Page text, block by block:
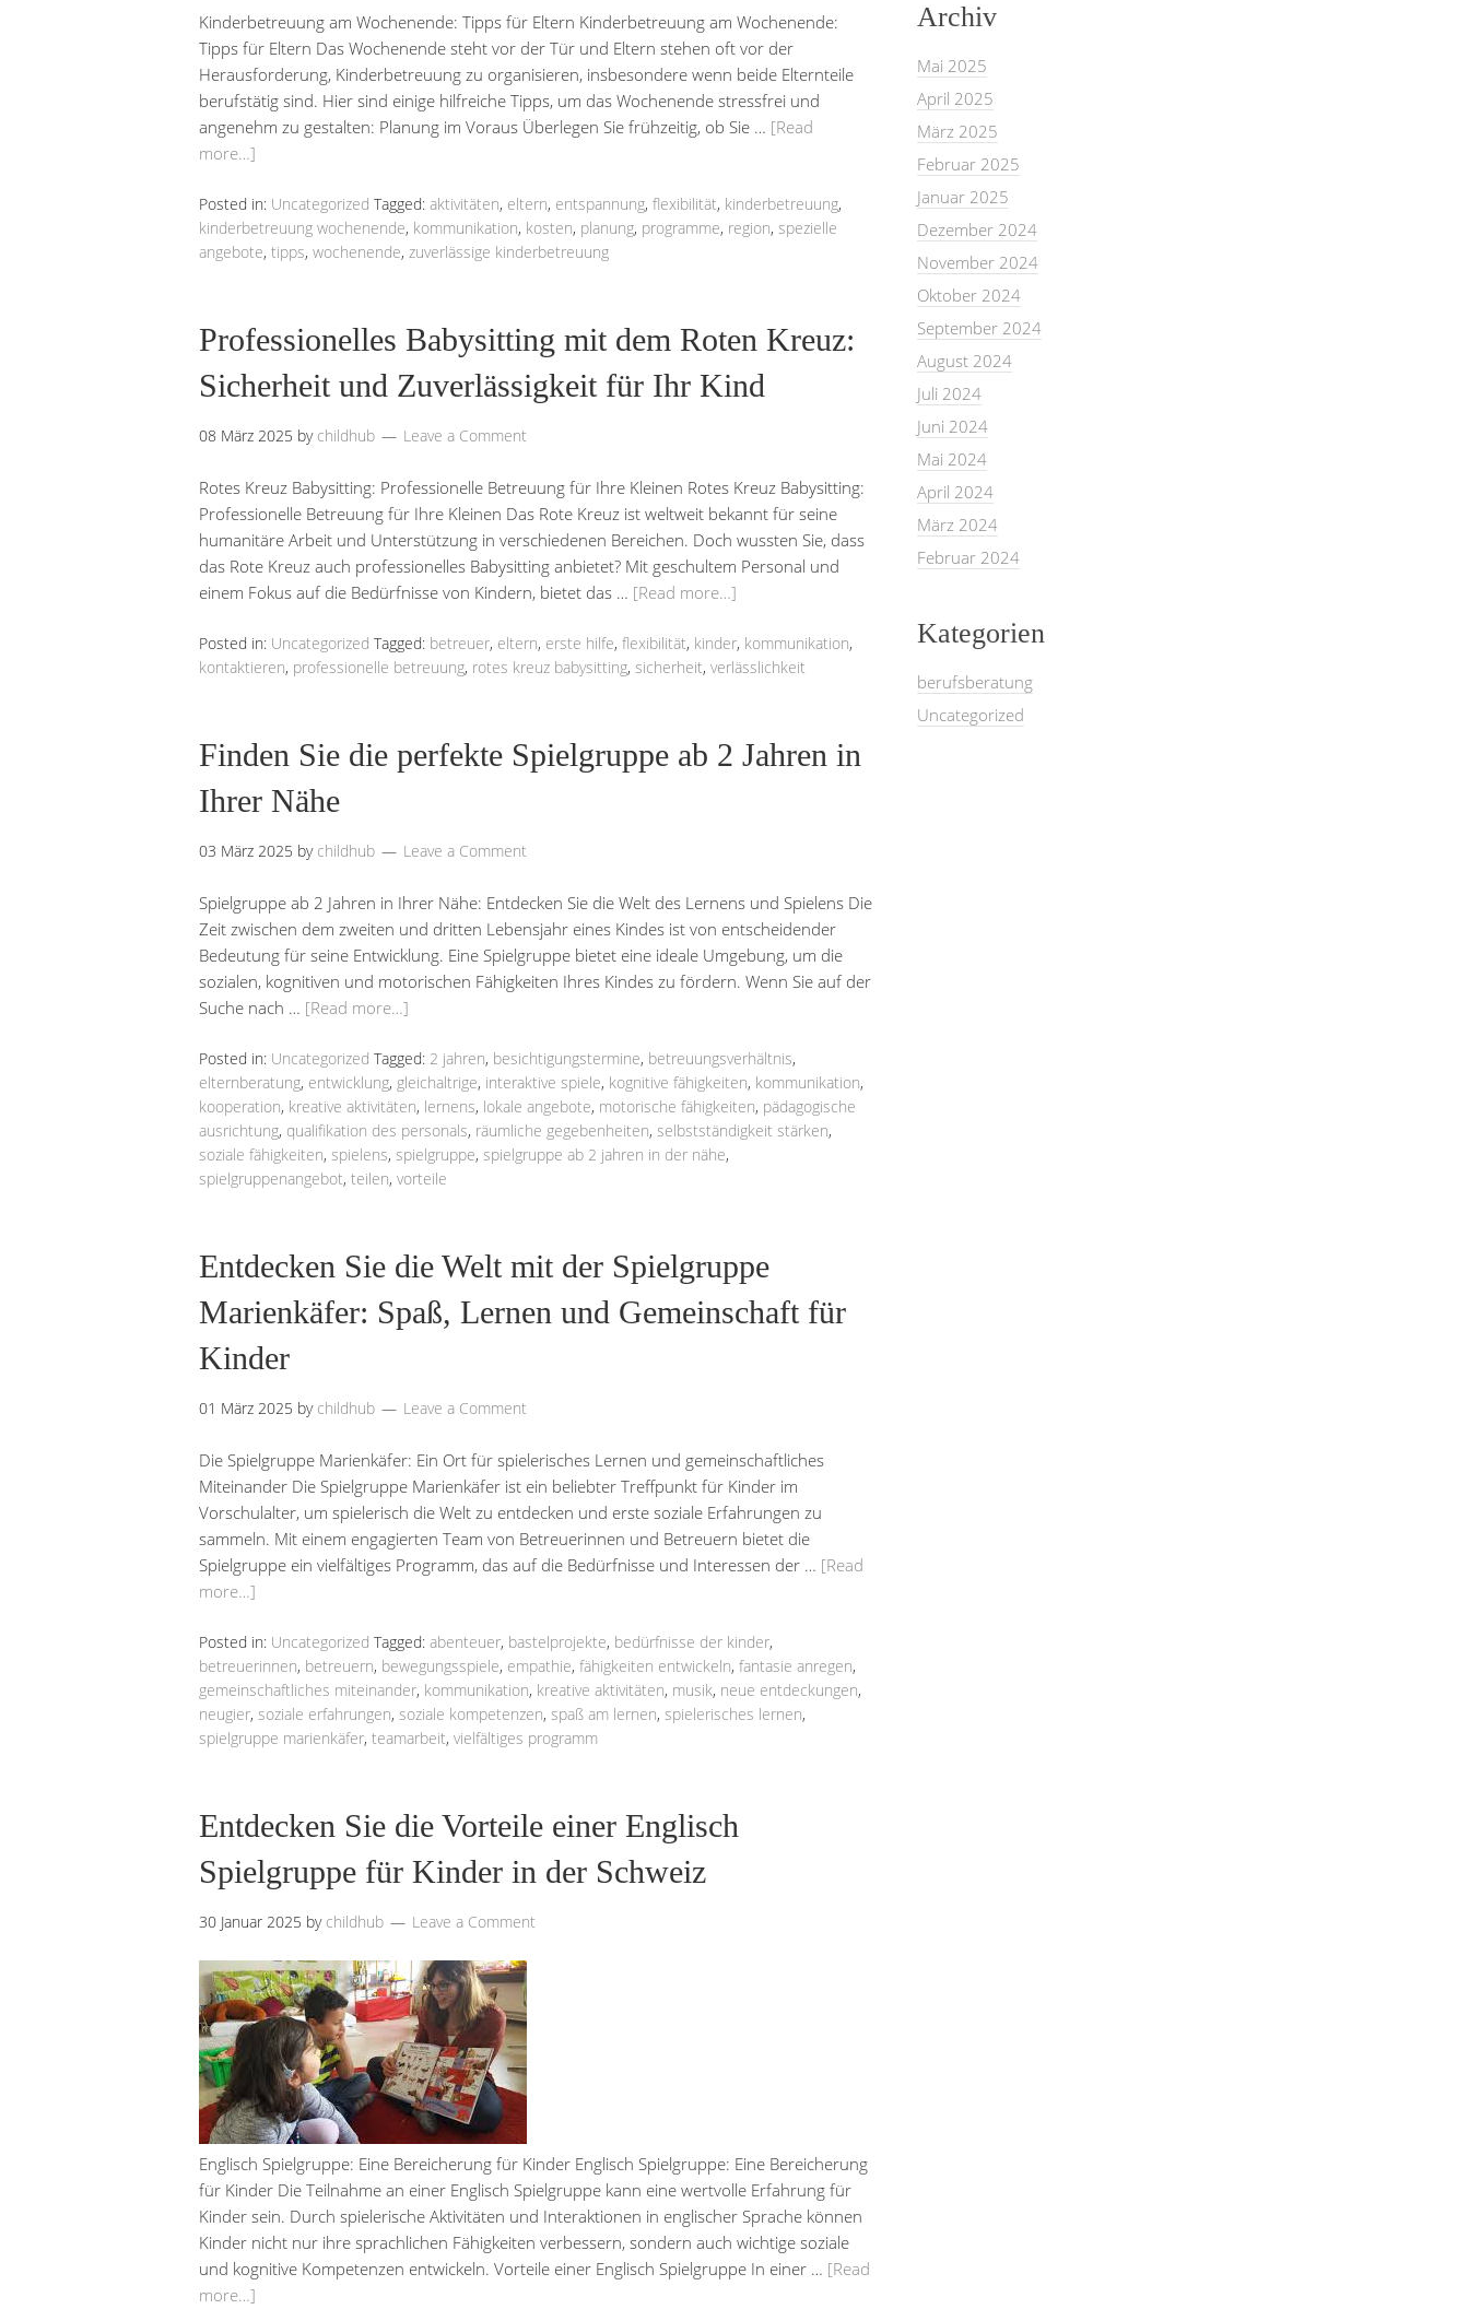
Kinderbetreuung am Wochenende: Tipps für Eltern Kinderbetreuung am Wochenende:
Tipps für Eltern Das Wochenende steht vor der Tür und Eltern stehen oft vor der
Herausforderung, Kinderbetreuung zu organisieren, insbesondere wenn beide Elternteile
berufstätig sind. Hier sind einige hilfreiche Tipps, um das Wochenende stressfrei und
angenehm zu gestalten: Planung im Voraus Überlegen Sie frühzeitig, ob Sie … [Read
more…]
Posted in: Uncategorized Tagged: aktivitäten, eltern, entspannung, flexibilität, kinderbetreuung,
kinderbetreuung wochenende, kommunikation, kosten, planung, programme, region, spezielle
angebote, tipps, wochenende, zuverlässige kinderbetreuung
Professionelles Babysitting mit dem Roten Kreuz:
Sicherheit und Zuverlässigkeit für Ihr Kind
08 März 2025 by childhub Leave a Comment
Rotes Kreuz Babysitting: Professionelle Betreuung für Ihre Kleinen Rotes Kreuz Babysitting:
Professionelle Betreuung für Ihre Kleinen Das Rote Kreuz ist weltweit bekannt für seine
humanitäre Arbeit und Unterstützung in verschiedenen Bereichen. Doch wussten Sie, dass
das Rote Kreuz auch professionelles Babysitting anbietet? Mit geschultem Personal und
einem Fokus auf die Bedürfnisse von Kindern, bietet das … [Read more…]
Posted in: Uncategorized Tagged: betreuer, eltern, erste hilfe, flexibilität, kinder, kommunikation,
kontaktieren, professionelle betreuung, rotes kreuz babysitting, sicherheit, verlässlichkeit
Finden Sie die perfekte Spielgruppe ab 2 Jahren in
Ihrer Nähe
03 März 2025 by childhub Leave a Comment
Spielgruppe ab 2 Jahren in Ihrer Nähe: Entdecken Sie die Welt des Lernens und Spielens Die
Zeit zwischen dem zweiten und dritten Lebensjahr eines Kindes ist von entscheidender
Bedeutung für seine Entwicklung. Eine Spielgruppe bietet eine ideale Umgebung, um die
sozialen, kognitiven und motorischen Fähigkeiten Ihres Kindes zu fördern. Wenn Sie auf der
Suche nach … [Read more…]
Posted in: Uncategorized Tagged: 2 jahren, besichtigungstermine, betreuungsverhältnis,
elternberatung, entwicklung, gleichaltrige, interaktive spiele, kognitive fähigkeiten, kommunikation,
kooperation, kreative aktivitäten, lernens, lokale angebote, motorische fähigkeiten, pädagogische
ausrichtung, qualifikation des personals, räumliche gegebenheiten, selbstständigkeit stärken,
soziale fähigkeiten, spielens, spielgruppe, spielgruppe ab 2 jahren in der nähe,
spielgruppenangebot, teilen, vorteile
Entdecken Sie die Welt mit der Spielgruppe
Marienkäfer: Spaß, Lernen und Gemeinschaft für
Kinder
01 März 2025 by childhub Leave a Comment
Die Spielgruppe Marienkäfer: Ein Ort für spielerisches Lernen und gemeinschaftliches
Miteinander Die Spielgruppe Marienkäfer ist ein beliebter Treffpunkt für Kinder im
Vorschulalter, um spielerisch die Welt zu entdecken und erste soziale Erfahrungen zu
sammeln. Mit einem engagierten Team von Betreuerinnen und Betreuern bietet die
Spielgruppe ein vielfältiges Programm, das auf die Bedürfnisse und Interessen der … [Read
more…]
Posted in: Uncategorized Tagged: abenteuer, bastelprojekte, bedürfnisse der kinder,
betreuerinnen, betreuern, bewegungsspiele, empathie, fähigkeiten entwickeln, fantasie anregen,
gemeinschaftliches miteinander, kommunikation, kreative aktivitäten, musik, neue entdeckungen,
neugier, soziale erfahrungen, soziale kompetenzen, spaß am lernen, spielerisches lernen,
spielgruppe marienkäfer, teamarbeit, vielfältiges programm
Entdecken Sie die Vorteile einer Englisch
Spielgruppe für Kinder in der Schweiz
30 Januar 2025 by childhub Leave a Comment
Englisch Spielgruppe: Eine Bereicherung für Kinder Englisch Spielgruppe: Eine Bereicherung
für Kinder Die Teilnahme an einer Englisch Spielgruppe kann eine wertvolle Erfahrung für
Kinder sein. Durch spielerische Aktivitäten und Interaktionen in englischer Sprache können
Kinder nicht nur ihre sprachlichen Fähigkeiten verbessern, sondern auch wichtige soziale
und kognitive Kompetenzen entwickeln. Vorteile einer Englisch Spielgruppe In einer … [Read
more…]
Archiv
Mai 2025
April 2025
März 2025
Februar 2025
Januar 2025
Dezember 2024
November 2024
Oktober 2024
September 2024
August 2024
Juli 2024
Juni 2024
Mai 2024
April 2024
März 2024
Februar 2024
Kategorien
berufsberatung
Uncategorized